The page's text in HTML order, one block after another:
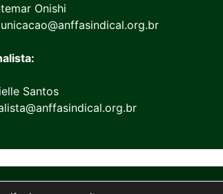
Onishi
Santos